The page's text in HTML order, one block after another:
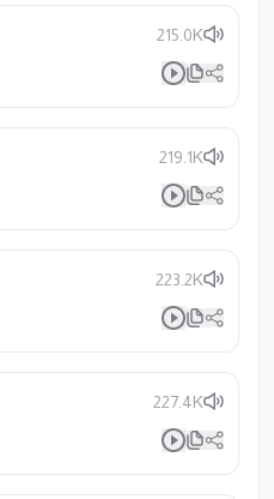
215.0K
219.1K
223.2K
227.4K